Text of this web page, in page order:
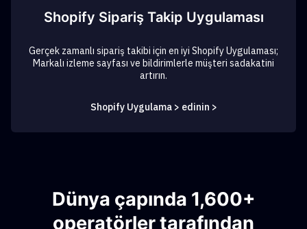
Shopify Sipariş Takip Uygulaması
Gerçek zamanlı sipariş takibi için en iyi Shopify Uygulaması;
Markalı izleme sayfası ve bildirimlerle müşteri sadakatini
artırın.
Shopify Uygulama > edinin >
Dünya çapında 1,600+
operatörler tarafından